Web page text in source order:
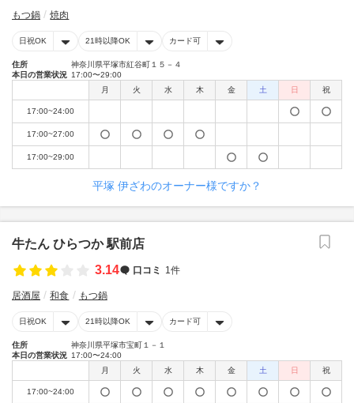
もつ鍋 焼肉
日祝OK 21時以降OK カード可
住所
神奈川県平塚市紅谷町１５－４
本日の営業状況 17:00〜29:00
月
火 水 木 金 土 日 祝
17:00~24:00
17:00~27:00
17:00~29:00
平塚 伊ざわのオーナー様ですか？
牛たん ひらつか 駅前店
3.14
口コミ 1件
居酒屋 和食 もつ鍋
日祝OK 21時以降OK カード可
住所
神奈川県平塚市宝町１－１
本日の営業状況 17:00〜24:00
月
火 水 木 金 土 日 祝
17:00~24:00